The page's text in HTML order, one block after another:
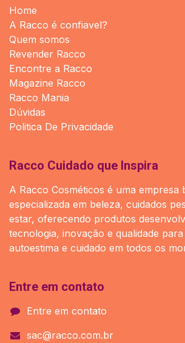
Home
A Racco é confiavel?
Quem somos
Revender Racco
Encontre a Racco
Magazine Racco
Racco Mania
Dúvidas
Politica De Privacidade
Racco Cuidado que Inspira
A Racco Cosméticos é uma empresa
especializada em beleza, cuidados
estar, oferecendo produtos
tecnologia, inovação e qualidade
autoestima e cuidado em todos os
Entre em contato
Entre em contato
sac@racco.com.br